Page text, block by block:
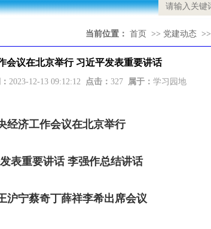
位 2026-07-22
2026-07-16
当前位置： 首页 >> 党建动态 >>
会议在北京举行 习近平发表重要讲话
2023-12-13 09:12:12 点击： 327 属于： 学习园地
经济工作会议在北京举行
表重要讲话 李强作总结讲话
沪宁蔡奇丁薛祥李希出席会议